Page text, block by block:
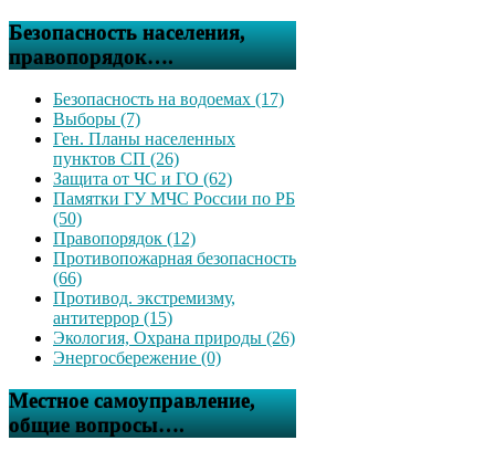
Безопасность населения,
правопорядок….
Безопасность на водоемах (17)
Выборы (7)
Ген. Планы населенных
пунктов СП (26)
Защита от ЧС и ГО (62)
Памятки ГУ МЧС России по РБ
(50)
Правопорядок (12)
Противопожарная безопасность
(66)
Противод. экстремизму,
антитеррор (15)
Экология, Охрана природы (26)
Энергосбережение (0)
Местное самоуправление,
общие вопросы….